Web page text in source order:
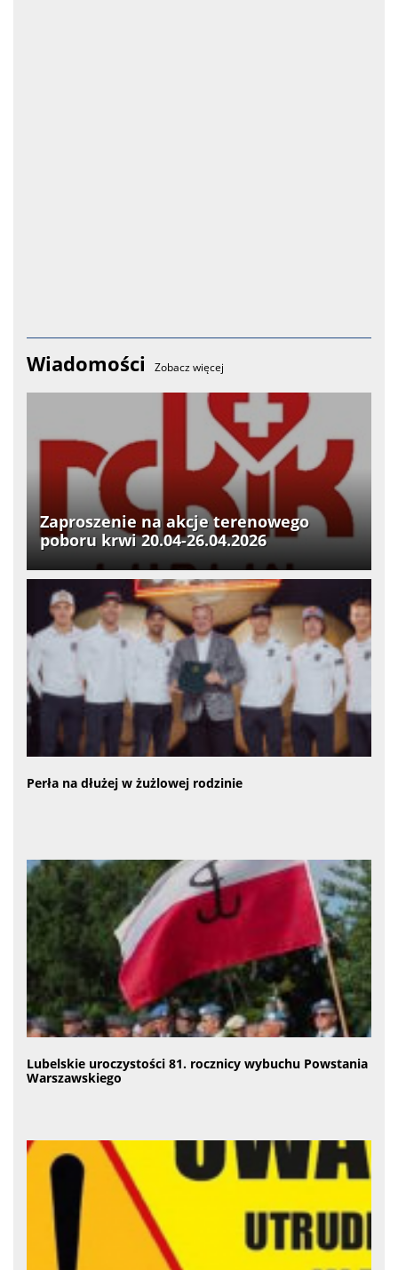
Wiadomości Zobacz więcej
Zaproszenie na akcje terenowego
poboru krwi 20.04-26.04.2026
Perła na dłużej w żużlowej rodzinie
Lubelskie uroczystości 81. rocznicy wybuchu Powstania
Warszawskiego